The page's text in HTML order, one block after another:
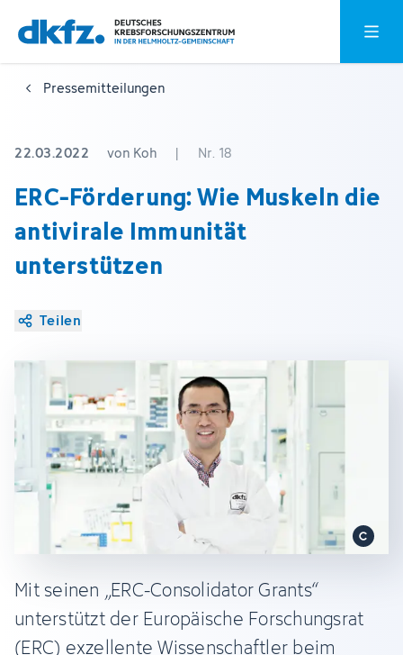
Zum
Hauptinhalt
springen
Zur
Fußzeile
springen
Pressemitteilungen
22.03.2022 von Koh | Nr. 18
ERC-Förderung: Wie Muskeln die
antivirale Immunität
unterstützen
Teilen
Mit seinen „ERC-Consolidator Grants“
unterstützt der Europäische Forschungsrat
(ERC) exzellente Wissenschaftler beim